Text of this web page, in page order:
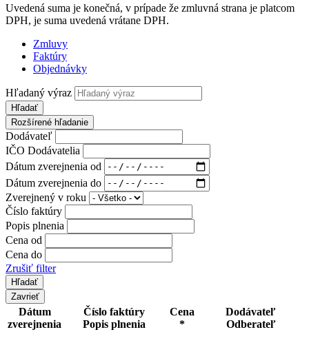
Uvedená suma je konečná, v prípade že zmluvná strana je platcom
DPH, je suma uvedená vrátane DPH.
Zmluvy
Faktúry
Objednávky
Hľadaný výraz
Hľadať
Rozšírené hľadanie
Dodávateľ
IČO Dodávatelia
Dátum zverejnenia od
Dátum zverejnenia do
Zverejnený v roku
Číslo faktúry
Popis plnenia
Cena od
Cena do
Zrušiť filter
Zavrieť
Dátum
zverejnenia
Číslo faktúry
Popis plnenia
Cena
*
Dodávateľ
Odberateľ